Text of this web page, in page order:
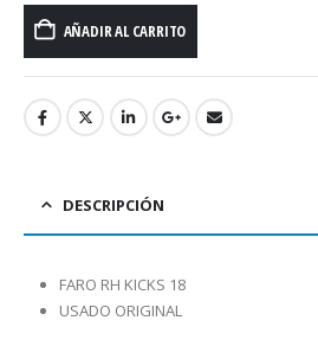
AÑADIR AL CARRITO
DESCRIPCIÓN
FARO RH KICKS 18
USADO ORIGINAL